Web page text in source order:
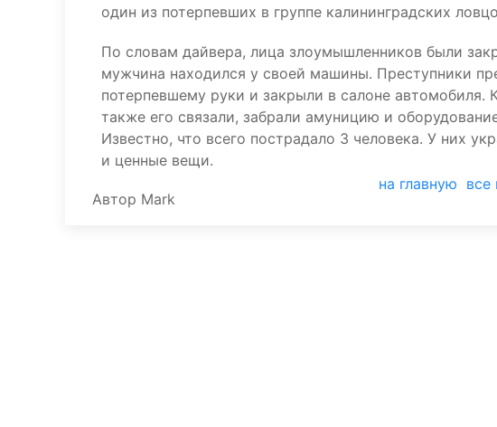
один из потерпевших в группе калининградских
По словам дайвера, лица злоумышленников были
мужчина находился у своей машины. Преступники
потерпевшему руки и закрыли в салоне автомобиля.
также его связали, забрали амуницию и
Известно, что всего пострадало 3 человека. У них
и ценные вещи.
Автор Mark
на главную все